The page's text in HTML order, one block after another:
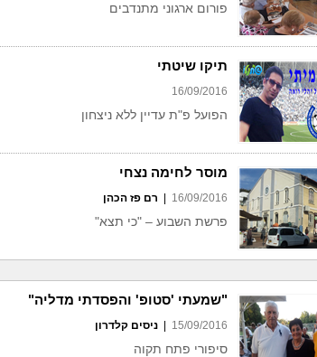
פורום ארגוני מתנדבים
תיקו שיטתי
16/09/2016
הפועל פ"ת עדיין ללא ניצחון
מוסר לחימה נצחי
16/09/2016 רם פז הכהן
פרשת השבוע – "כי תצא"
"שמעתי 'סטופ' והפסדתי מדליה"
15/09/2016 ניסים קלדרון
סיפורי פתח תקוה